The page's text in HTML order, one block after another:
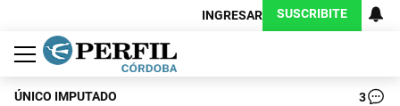
INGRESAR SUSCRIBITE
Política
Economía
Judiciales
Sociedad
Cultura
Espectáculos
Deportes
Protagonistas
ÚNICO IMPUTADO 3